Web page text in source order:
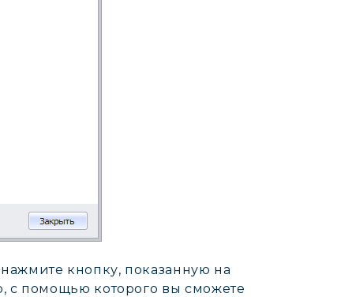
кнопку, показанную на
с помощью которого вы сможете